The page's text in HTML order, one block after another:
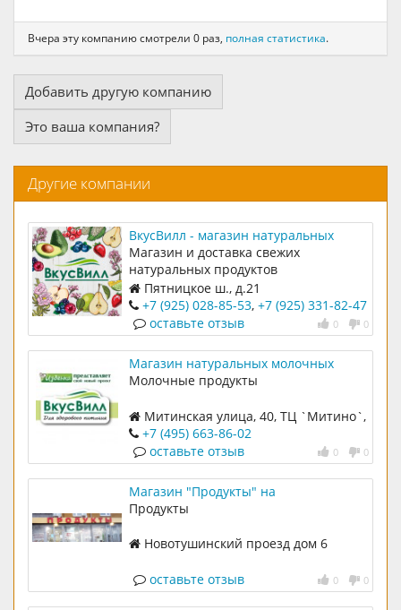
Вчера эту компанию смотрели 0 раз, полная статистика.
Добавить другую компанию
Это ваша компания?
Другие компании
ВкусВилл - магазин натуральных
продуктов на Пятницком шоссе, 21
Магазин и доставка свежих
натуральных продуктов
Пятницкое ш., д.21
+7 (925) 028-85-53, +7 (925) 331-82-47
0 0
оставьте отзыв
Магазин натуральных молочных
продуктов `Вкусвии` в ТЦ `Митино`
Молочные продукты
Митинская улица, 40, ТЦ `Митино`,
1 этаж
+7 (495) 663-86-02
0 0
оставьте отзыв
Магазин "Продукты" на
Новотушинском проезде, 6/1
Продукты
Новотушинский проезд дом 6
0 0
оставьте отзыв